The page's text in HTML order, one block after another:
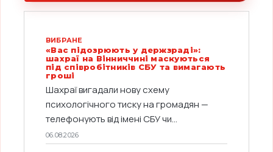
ВИБРАНЕ
«Вас підозрюють у держзраді»:
шахраї на Вінниччині маскуються
під співробітників СБУ та вимагають
гроші
Шахраї вигадали нову схему
психологічного тиску на громадян —
телефонують від імені СБУ чи...
06.08.2026